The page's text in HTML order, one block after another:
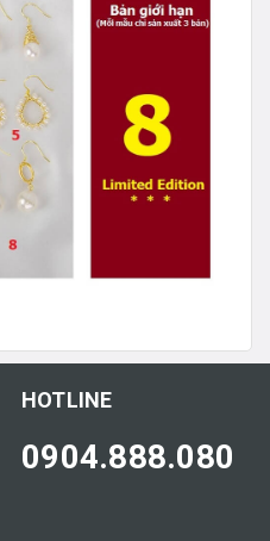
HOTLINE
0904.888.080